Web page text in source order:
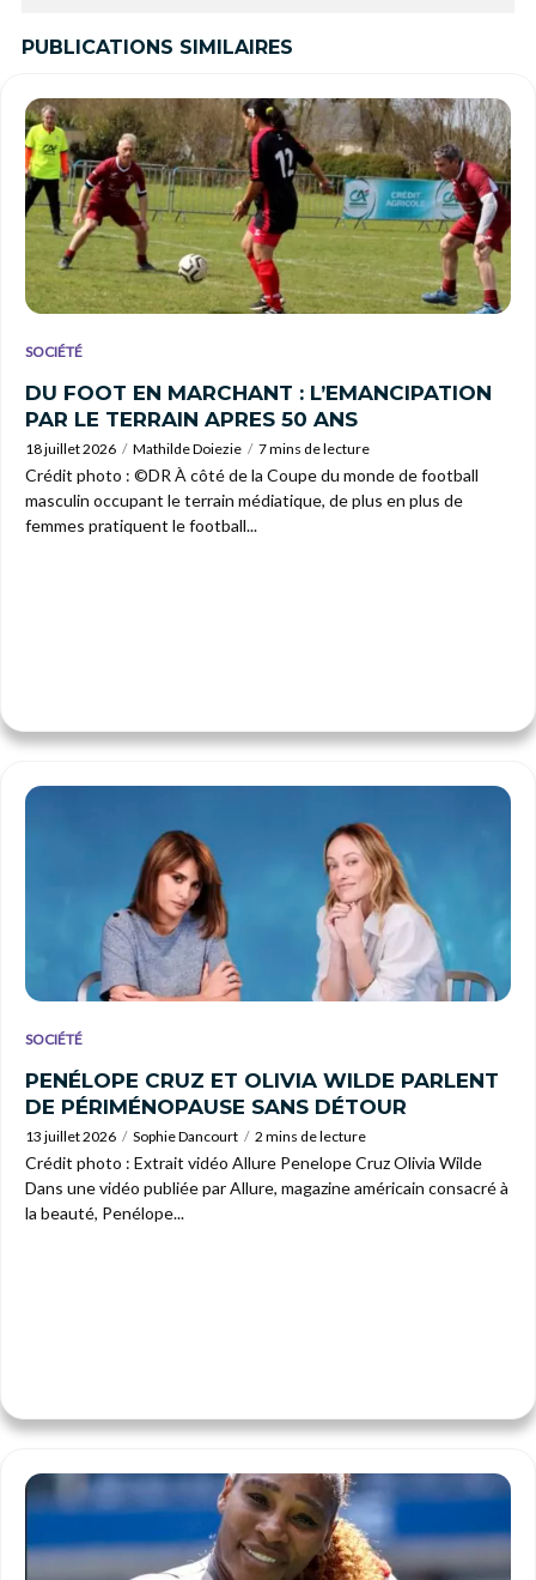
PUBLICATIONS SIMILAIRES
SOCIÉTÉ
DU FOOT EN MARCHANT : L’EMANCIPATION
PAR LE TERRAIN APRES 50 ANS
18 juillet 2026 Mathilde Doiezie 7 mins de lecture
Crédit photo : ©DR À côté de la Coupe du monde de football
masculin occupant le terrain médiatique, de plus en plus de
femmes pratiquent le football...
SOCIÉTÉ
PENÉLOPE CRUZ ET OLIVIA WILDE PARLENT
DE PÉRIMÉNOPAUSE SANS DÉTOUR
13 juillet 2026 Sophie Dancourt 2 mins de lecture
Crédit photo : Extrait vidéo Allure Penelope Cruz Olivia Wilde
Dans une vidéo publiée par Allure, magazine américain consacré à
la beauté, Penélope...